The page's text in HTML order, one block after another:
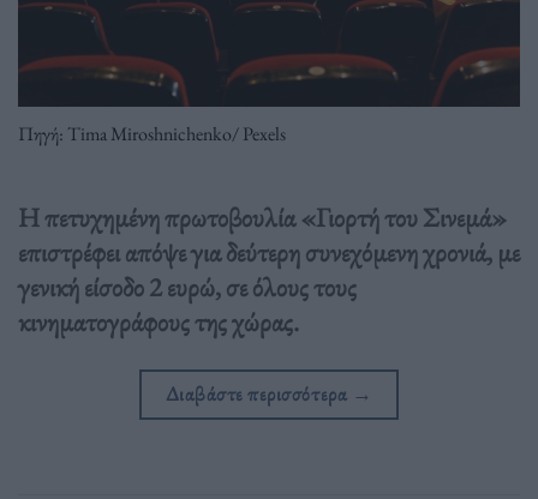
Πηγή: Tima Miroshnichenko/ Pexels
Η πετυχημένη πρωτοβουλία «Γιορτή του Σινεμά»
επιστρέφει απόψε για δεύτερη συνεχόμενη χρονιά, με
γενική είσοδο 2 ευρώ, σε όλους τους
κινηματογράφους της χώρας.
Διαβάστε περισσότερα →